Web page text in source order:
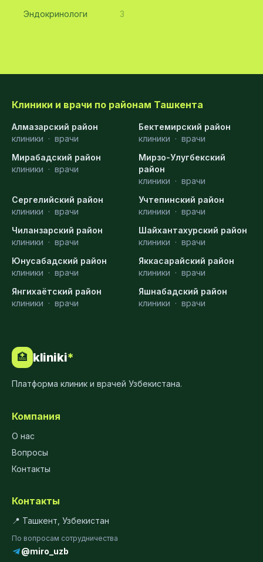
Эндокринологи 3
Клиники и врачи по районам Ташкента
Алмазарский район
клиники · врачи
Бектемирский район
клиники · врачи
Мирабадский район
клиники · врачи
Мирзо-Улугбекский
район
клиники · врачи
Сергелийский район
клиники · врачи
Учтепинский район
клиники · врачи
Чиланзарский район
клиники · врачи
Шайхантахурский район
клиники · врачи
Юнусабадский район
клиники · врачи
Яккасарайский район
клиники · врачи
Янгихаётский район
клиники · врачи
Яшнабадский район
клиники · врачи
🏥 kliniki*
Платформа клиник и врачей Узбекистана.
Компания
О нас
Вопросы
Контакты
Контакты
📍 Ташкент, Узбекистан
По вопросам сотрудничества
@miro_uzb